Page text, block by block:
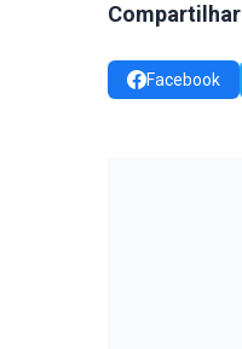
Compartilhar
Facebook